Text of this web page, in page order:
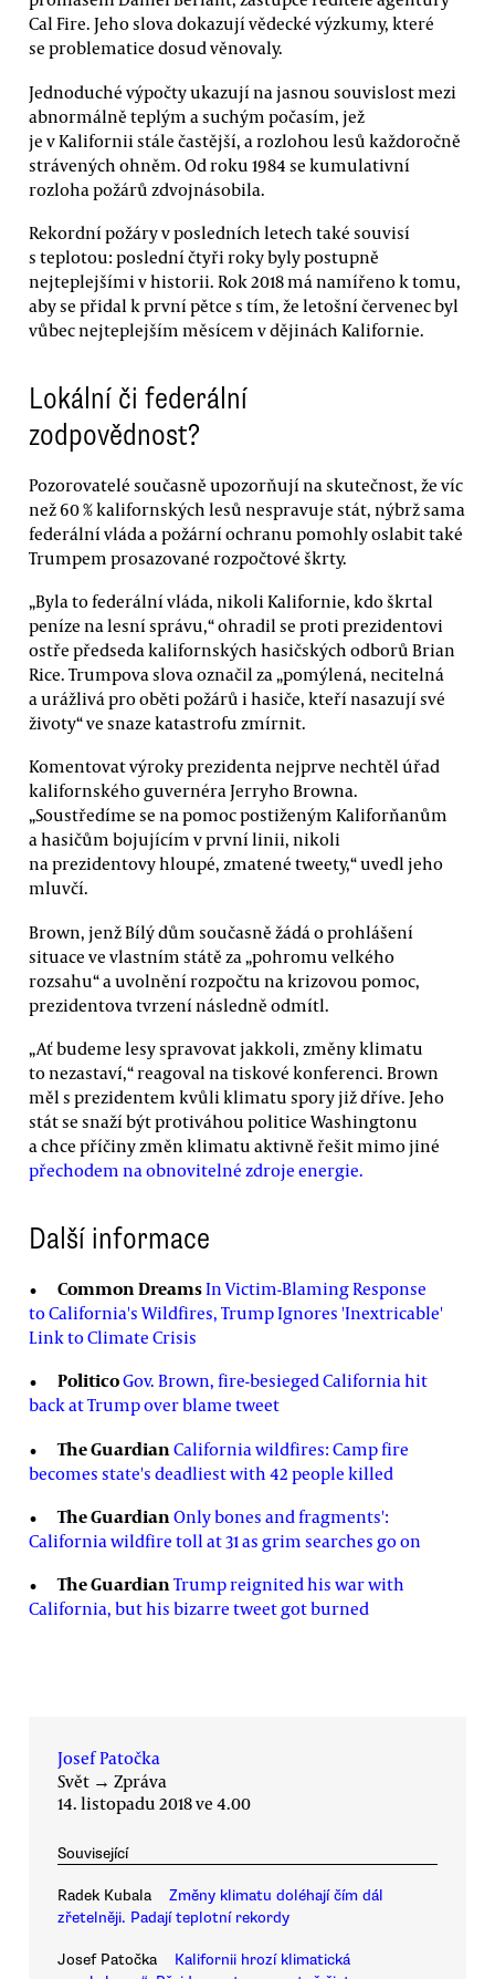
Cal Fire. Jeho slova dokazují vědecké výzkumy, které
se problematice dosud věnovaly.
Jednoduché výpočty ukazují na jasnou souvislost mezi
abnormálně teplým a suchým počasím, jež
je v Kalifornii stále častější, a rozlohou lesů každoročně
strávených ohněm. Od roku 1984 se kumulativní
rozloha požárů zdvojnásobila.
Rekordní požáry v posledních letech také souvisí
s teplotou: poslední čtyři roky byly postupně
nejteplejšími v historii. Rok 2018 má namířeno k tomu,
aby se přidal k první pětce s tím, že letošní červenec byl
vůbec nejteplejším měsícem v dějinách Kalifornie.
Lokální či federální
zodpovědnost?
Pozorovatelé současně upozorňují na skutečnost, že víc
než 60 % kalifornských lesů nespravuje stát, nýbrž sama
federální vláda a požární ochranu pomohly oslabit také
Trumpem prosazované rozpočtové škrty.
„Byla to federální vláda, nikoli Kalifornie, kdo škrtal
peníze na lesní správu,“ ohradil se proti prezidentovi
ostře předseda kalifornských hasičských odborů Brian
Rice. Trumpova slova označil za „pomýlená, necitelná
a urážlivá pro oběti požárů i hasiče, kteří nasazují své
životy“ ve snaze katastrofu zmírnit.
Komentovat výroky prezidenta nejprve nechtěl úřad
kalifornského guvernéra Jerryho Browna.
„Soustředíme se na pomoc postiženým Kaliforňanům
a hasičům bojujícím v první linii, nikoli
na prezidentovy hloupé, zmatené tweety,“ uvedl jeho
mluvčí.
Brown, jenž Bílý dům současně žádá o prohlášení
situace ve vlastním státě za „pohromu velkého
rozsahu“ a uvolnění rozpočtu na krizovou pomoc,
prezidentova tvrzení následně odmítl.
„Ať budeme lesy spravovat jakkoli, změny klimatu
to nezastaví,“ reagoval na tiskové konferenci. Brown
měl s prezidentem kvůli klimatu spory již dříve. Jeho
stát se snaží být protiváhou politice Washingtonu
a chce příčiny změn klimatu aktivně řešit mimo jiné
přechodem na obnovitelné zdroje energie.
Další informace
Common DreamsIn Victim-Blaming Response
to California's Wildfires, Trump Ignores 'Inextricable'
Link to Climate Crisis
PoliticoGov. Brown, fire-besieged California hit
back at Trump over blame tweet
The Guardian California wildfires: Camp fire
becomes state's deadliest with 42 people killed
The Guardian Only bones and fragments':
California wildfire toll at 31 as grim searches go on
The GuardianTrump reignited his war with
California, but his bizarre tweet got burned
Josef Patočka
Svět → Zpráva
14. listopadu 2018 ve 4.00
Související
Radek Kubala
Změny klimatu doléhají čím dál
zřetelněji. Padají teplotní rekordy
Josef Patočka
Kalifornii hrozí klimatická